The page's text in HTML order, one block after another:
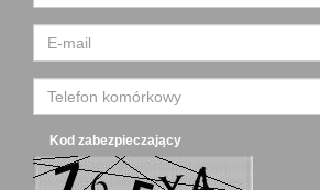
Kod zabezpieczający